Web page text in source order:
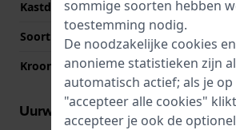
Kastdeksel
Klikkast
Soort glas
Mineraal
Kroon
Trek kroon
Uurwerk informatie
sommige soorten hebben
toestemming nodig.
De noodzakelijke cookies en
anonieme statistieken zijn
automatisch actief; als je op
"accepteer alle cookies"
accepteer je ook de